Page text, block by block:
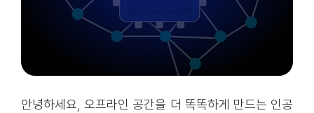
안녕하세요, 오프라인 공간을 더 똑똑하게 만드는 인공